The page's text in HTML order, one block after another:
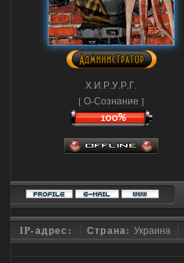
Х.И.Р.У.Р.Г.
[ О-Сознание ]
IP-адрес: Страна: Украина